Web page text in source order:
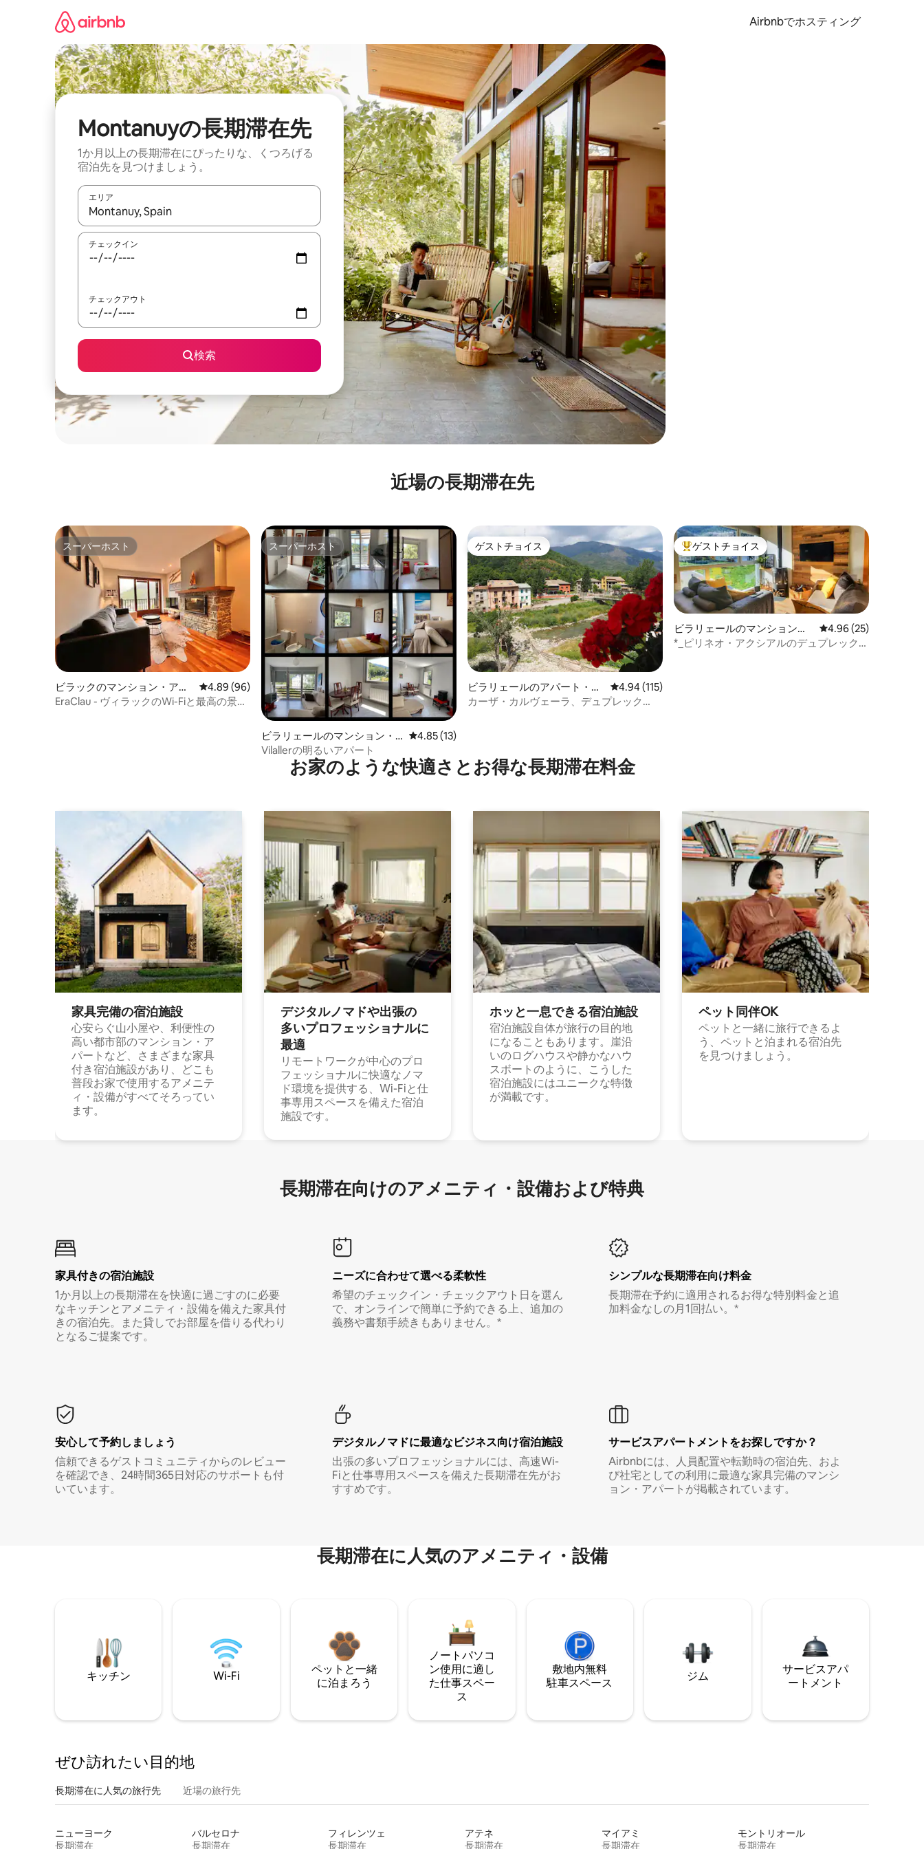
Airbnbでホスティング
Montanuyの長期滞在先
1か月以上の長期滞在にぴったりな、くつろげる
宿泊先を見つけましょう。
エリア
検索結果が表示されたら、上下の矢印キーを使って移動するか、画面をタッチまたはスワイプして検索結果を確認することができます。
チェックイン
チェックアウト
検索
近場の長期滞在先
スーパーホスト
スーパーホスト
ビラックのマンション・アパ
ート
レビュー96件、5つ星中4.89つ星の平均評価
4.89 (96)
EraClau - ヴィラックのWi-Fiと最高の景色
スーパーホスト
スーパーホスト
ビラリェールのマンション・
アパート
レビュー13件、5つ星中4.85つ星の平均評価
4.85 (13)
Vilallerの明るいアパート
ゲストチョイス
ゲストチョイス
ビラリェールのアパート・マ
ンション
レビュー115件、5つ星中4.94つ星の平均評価
4.94 (115)
カーザ・カルヴェーラ、デュプレック
大好評のゲストチョイスです。
ゲストチョイス
ビラリェールのマンション・
アパート
レビュー25件、5つ星
4.96 (25)
*_ピリネオ・アクシアルのデュプレック
お家のような快⁠適⁠さ⁠とお⁠得⁠な長⁠期⁠滞⁠在料⁠金
家具完備の宿⁠泊⁠施⁠設
心安らぐ山小屋や、利便性の
高い都市部のマンション・ア
パートなど、さまざまな家具
付き宿泊施設があり、どこも
普段お家で使用するアメニテ
ィ・設備がすべてそろってい
ます。
デジタルノマドや出⁠張⁠の
多⁠いプ⁠ロ⁠フ⁠ェ⁠ッ⁠シ⁠ョ⁠ナ⁠ル⁠に
最⁠適
リモートワークが中心のプロ
フェッショナルに快適なノマ
ド環境を提供する、Wi-Fiと仕
事専用スペースを備えた宿泊
施設です。
ホッと一⁠息⁠で⁠き⁠る宿⁠泊施⁠設
宿泊施設自体が旅行の目的地
になることもあります。崖沿
いのログハウスや静かなハウ
スボートのように、こうした
宿泊施設にはユニークな特徴
が満載です。
ペット同⁠伴OK
ペットと一緒に旅行できるよ
う、ペットと泊まれる宿泊先
を見つけましょう。
長期滞在向け⁠のア⁠メ⁠ニ⁠テ⁠ィ⁠・設⁠備⁠および特⁠典
家具付き⁠の宿⁠泊⁠施⁠設
1か月以上の長期滞在を快適に過ごすのに必要
なキッチンとアメニティ・設備を備えた家具付
きの宿泊先。また貸しでお部屋を借りる代わり
となるご提案です。
ニーズに合わせて選べる柔軟性
希望のチェックイン・チェックアウト日を選ん
で、オンラインで簡単に予約できる上、追加の
義務や書類手続きもありません。*
シンプルな長期滞在向け料金
長期滞在予約に適用されるお得な特別料金と追
加料金なしの月1回払い。*
安心して予約しましょう
信頼できるゲストコミュニティからのレビュー
を確認でき、24時間365日対応のサポートも付
いています。
デジタルノマド⁠に最⁠適⁠なビ⁠ジ⁠ネ⁠ス⁠向⁠け宿⁠泊⁠施⁠設
出張の多いプロフェッショナルには、高速Wi-
Fiと仕事専用スペースを備えた長期滞在先がお
すすめです。
サービスアパートメントをお探しですか？
Airbnbには、人員配置や転勤時の宿泊先、およ
び社宅としての利用に最適な家具完備のマンシ
ョン・アパートが掲載されています。
長期滞在に人気のアメニティ・設備
キッチン Wi-Fi
ペットと一緒
に泊まろう
ノートパソコ
ン使用に適し
た仕事スペー
ス
敷地内無料
駐⁠車ス⁠ペ⁠ー⁠ス
ジム
サービスアパ
ートメント
ぜひ訪⁠れ⁠た⁠い目⁠的⁠地
長期滞在に人気の旅行先 近場の旅行先
ニューヨーク
長期滞在
バルセロナ
長期滞在
フィレンツェ
長期滞在
アテネ
長期滞在
マイアミ
長期滞在
モントリオール
長期滞在